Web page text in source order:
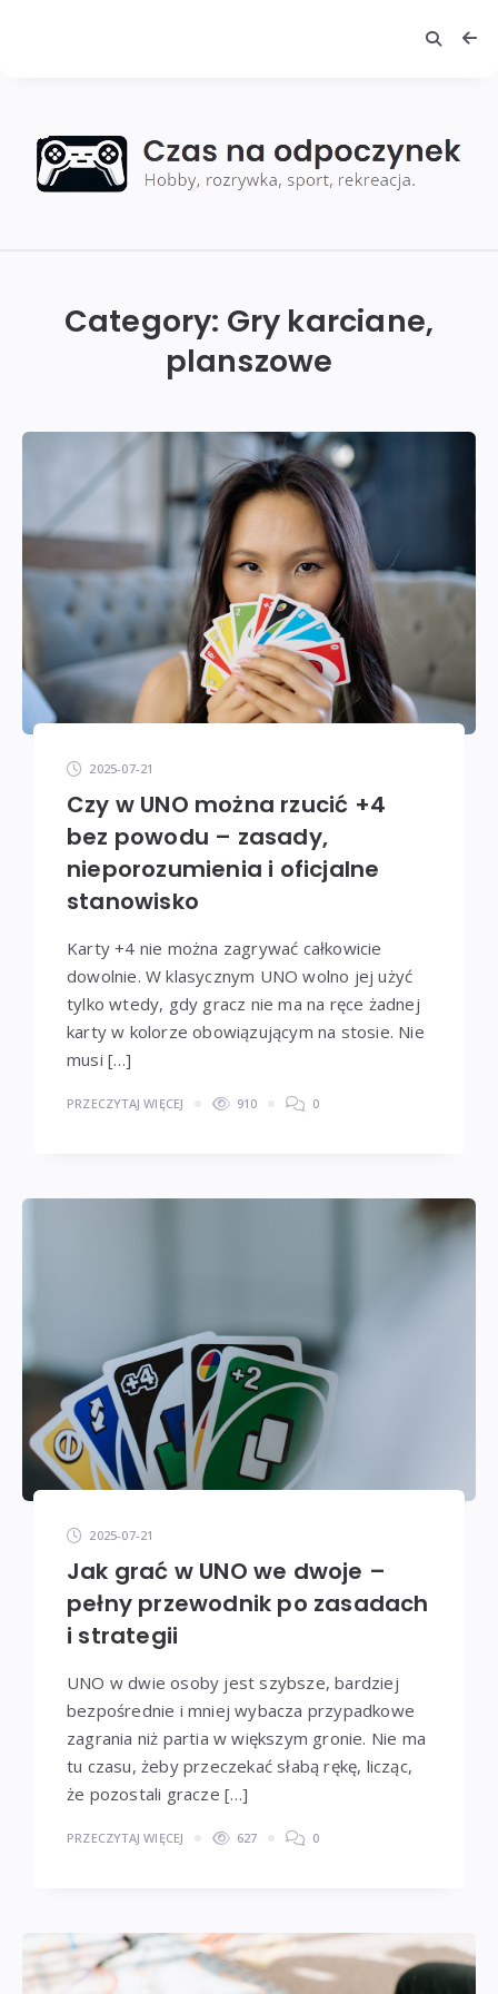
Category: Gry karciane,
planszowe
2025-07-21
Czy w UNO można rzucić +4
bez powodu – zasady,
nieporozumienia i oficjalne
stanowisko
Karty +4 nie można zagrywać całkowicie
dowolnie. W klasycznym UNO wolno jej użyć
tylko wtedy, gdy gracz nie ma na ręce żadnej
karty w kolorze obowiązującym na stosie. Nie
musi […]
PRZECZYTAJ WIĘCEJ 910 0
2025-07-21
Jak grać w UNO we dwoje –
pełny przewodnik po zasadach
i strategii
UNO w dwie osoby jest szybsze, bardziej
bezpośrednie i mniej wybacza przypadkowe
zagrania niż partia w większym gronie. Nie ma
tu czasu, żeby przeczekać słabą rękę, licząc,
że pozostali gracze […]
PRZECZYTAJ WIĘCEJ 627 0